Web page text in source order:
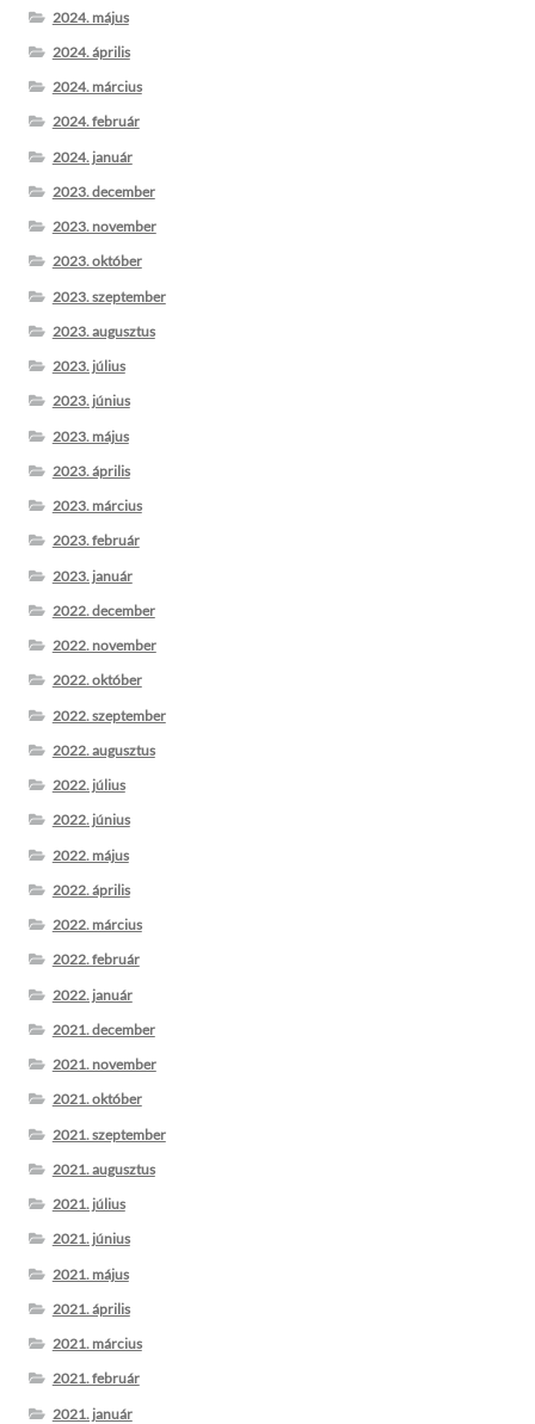
2024. május
2024. április
2024. március
2024. február
2024. január
2023. december
2023. november
2023. október
2023. szeptember
2023. augusztus
2023. július
2023. június
2023. május
2023. április
2023. március
2023. február
2023. január
2022. december
2022. november
2022. október
2022. szeptember
2022. augusztus
2022. július
2022. június
2022. május
2022. április
2022. március
2022. február
2022. január
2021. december
2021. november
2021. október
2021. szeptember
2021. augusztus
2021. július
2021. június
2021. május
2021. április
2021. március
2021. február
2021. január